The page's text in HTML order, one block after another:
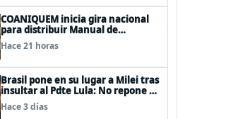
COANIQUEM inicia gira nacional
para distribuir Manual de
Quemaduras a profesionales de la
salud
Hace 21 horas
Brasil pone en su lugar a Milei tras
insultar al Pdte Lula: No repone al
embajador en BBSS y rebaja la
relación bilateral
Hace 3 días